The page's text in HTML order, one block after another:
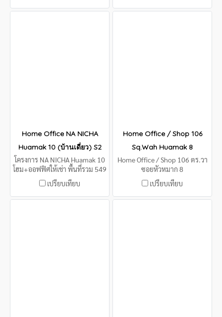
Home Office NA NICHA
Huamak 10 (บ้านเดี่ยว) S2
โครงการ NA NICHA Huamak 10
โฮม+ออฟฟิศให้เช่า พื้นที่รวม 549
ตรม.
เปรียบเทียบ
Home Office / Shop 106
Sq.Wah Huamak 8
Home Office / Shop 106 ตร.วา
ซอยหัวหมาก 8
เปรียบเทียบ